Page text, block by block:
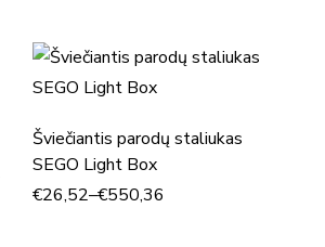
Šviečiantis parodų staliukas
SEGO Light Box
€26,52–€550,36